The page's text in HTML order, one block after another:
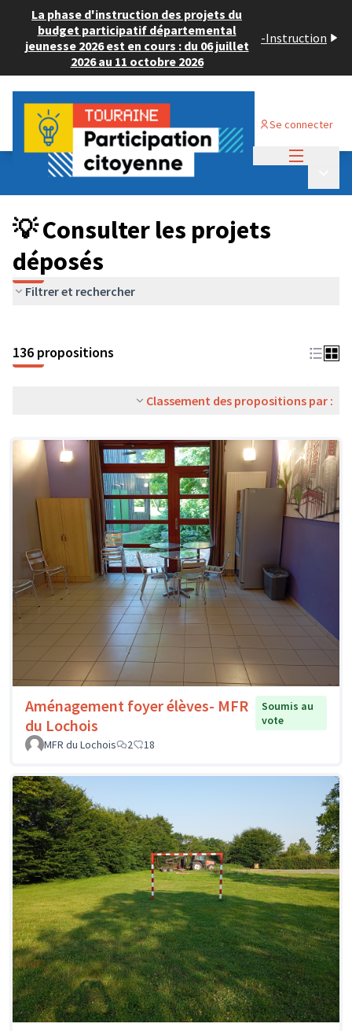
La phase d'instruction des projets du
budget participatif départemental
jeunesse 2026 est en cours : du 06 juillet
2026 au 11 octobre 2026
-Instruction
Se connecter
Budget Participatif JEUNESSE 2024
💡 Consulter les projets déposés
💡 Consulter les projets
déposés
Filtrer et rechercher
136 propositions
Classement des propositions par :
Aménagement foyer élèves- MFR
du Lochois
Soumis au
vote
MFR du Lochois
2 18